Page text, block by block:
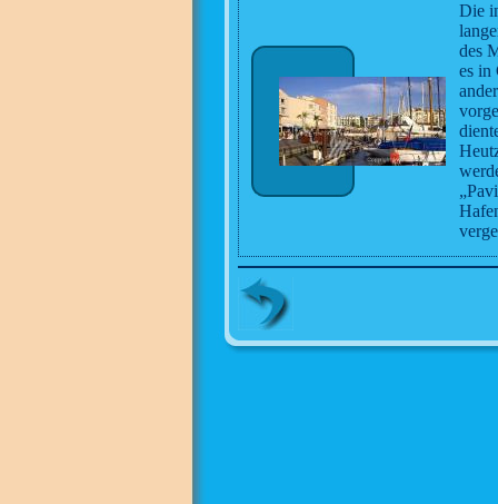
Die
des
es in